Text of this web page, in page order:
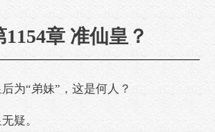
章 准仙皇？
“弟妹”，这是何人？
疑。